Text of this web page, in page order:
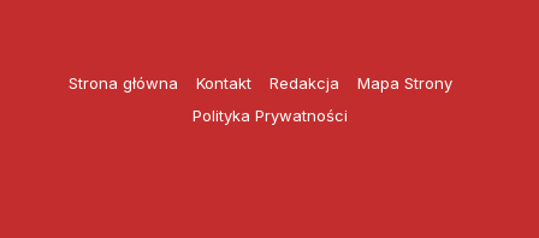
Strona główna Kontakt Redakcja
Mapa Strony
Polityka Prywatności